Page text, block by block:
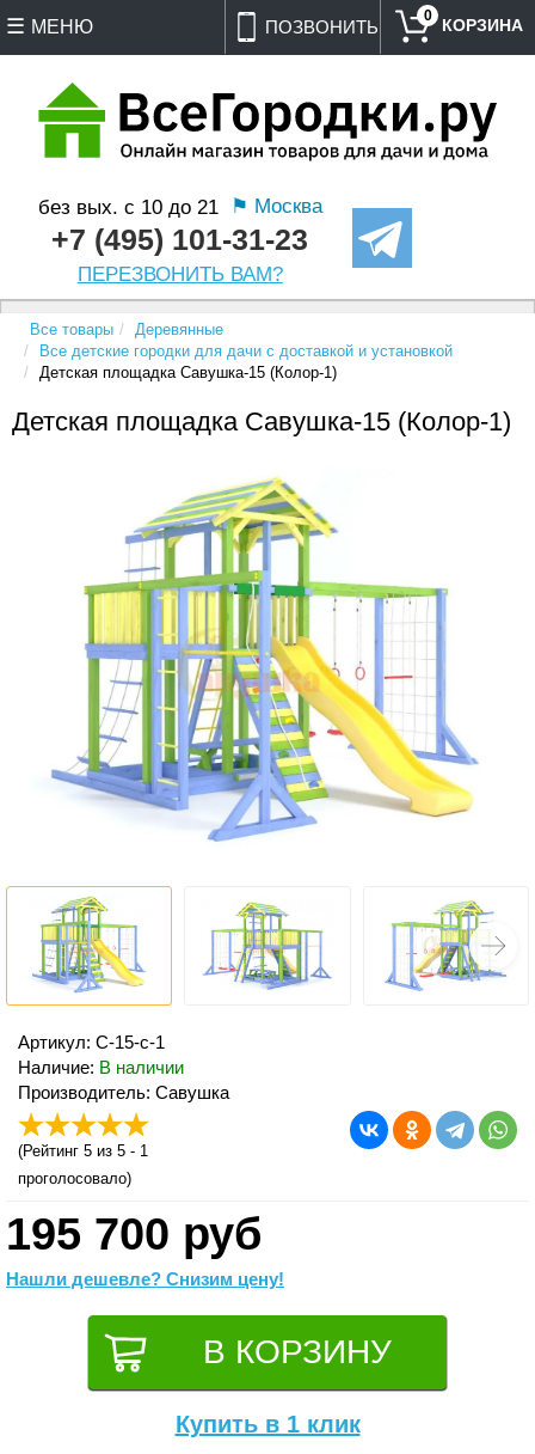
ПОЗВОНИТЬ
без вых. с 10 до 21 ⚑ Москва
+7 (495) 101-31-23
ПЕРЕЗВОНИТЬ ВАМ?
0
МЕНЮ
Все товары
Деревянные
Все детские городки для дачи с доставкой и установкой
Детская площадка Савушка-15 (Колор-1)
Детская площадка Савушка-15 (Колор-1)
Артикул: С-15-c-1
Наличие: В наличии
Производитель: Савушка
(Рейтинг 5 из 5 - 1
проголосовало)
195 700 руб
Нашли дешевле? Снизим цену!
Купить в 1 клик